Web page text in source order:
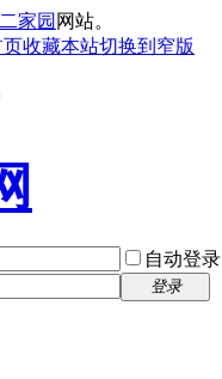
家园 网站。
页收藏本站切换到窄版
自动登录
登录